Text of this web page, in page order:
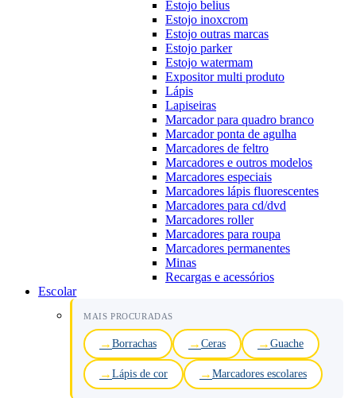
Estojo belius
Estojo inoxcrom
Estojo outras marcas
Estojo parker
Estojo watermam
Expositor multi produto
Lápis
Lapiseiras
Marcador para quadro branco
Marcador ponta de agulha
Marcadores de feltro
Marcadores e outros modelos
Marcadores especiais
Marcadores lápis fluorescentes
Marcadores para cd/dvd
Marcadores roller
Marcadores para roupa
Marcadores permanentes
Minas
Recargas e acessórios
Escolar
MAIS PROCURADAS
Borrachas Ceras Guache
Lápis de cor Marcadores escolares